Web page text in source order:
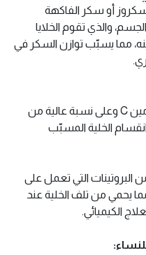
أو سكر الفاكهة
والذي تقوم الخلايا
مما يسبّب توازن السكر في
حتوي الخوخ على نسبة عالية من فيتامين C وعلى نسبة عالية من
الخلية المسبّب
البروتينات التي تعمل على
يحمي من تلف الخلية عند
الكيميائي.